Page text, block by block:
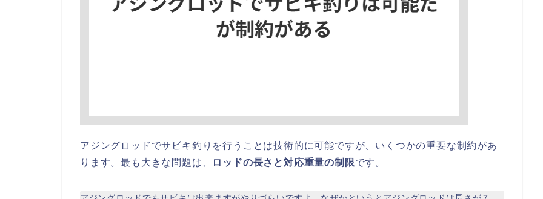
アジングロッドでサビキ釣りを行うことは技術的に可能ですが、いくつかの重要な制約があ
ります。最も大きな問題は、
ロッドの長さと対応重量の制限です。